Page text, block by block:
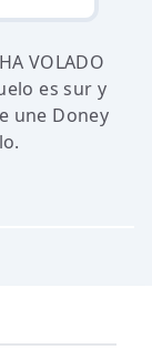
VOLADO
es sur y
une Doney